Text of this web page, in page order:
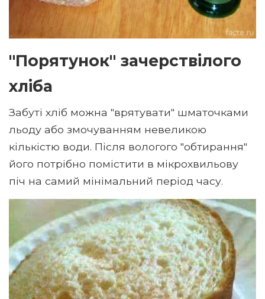
"Порятунок" зачерствілого
хліба
Забуті хліб можна "врятувати" шматочками
льоду або змочуванням невеликою
кількістю води. Після вологого "обтирання"
його потрібно помістити в мікрохвильову
піч на самий мінімальний період часу.